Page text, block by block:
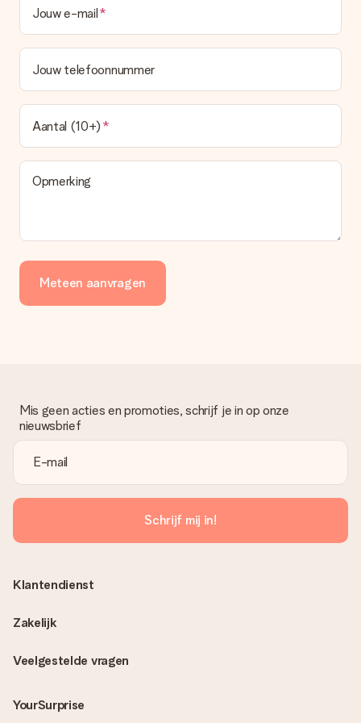
Jouw e-mail
Jouw telefoonnummer
Aantal (10+)
Opmerking
Meteen aanvragen
Mis geen acties en promoties, schrijf je in op onze
nieuwsbrief
Schrijf mij in!
Veelgestelde vragen
YourSurprise
Klantendienst
Zakelijk